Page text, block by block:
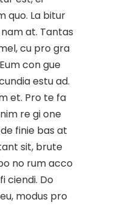
quo. La bitur
at. Tantas
cu pro gra
con gue
estu ad.
et. Pro te fa
re gi one
finie bas at
sit, brute
no rum acco
ciendi. Do
modus pro